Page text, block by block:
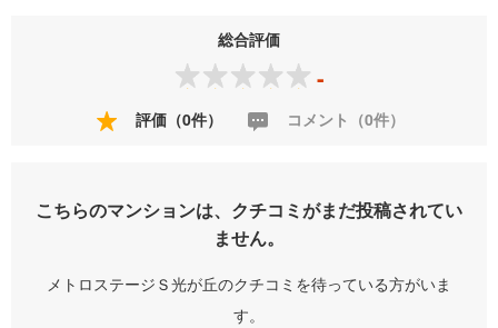
総合評価
-
評価（0件） コメント（0件）
こちらのマンションは、クチコミがまだ投稿されてい
ません。
メトロステージＳ光が丘のクチコミを待っている方がいま
す。